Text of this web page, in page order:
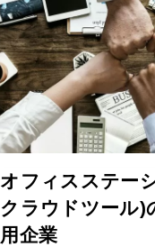
オフィスステー
クラウドツール)
用企業